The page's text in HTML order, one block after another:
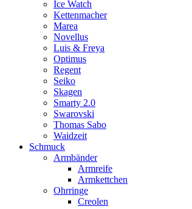
Ice Watch
Kettenmacher
Marea
Novellus
Luis & Freya
Optimus
Regent
Seiko
Skagen
Smarty 2.0
Swarovski
Thomas Sabo
Waidzeit
Schmuck
Armbänder
Armreife
Armkettchen
Ohrringe
Creolen